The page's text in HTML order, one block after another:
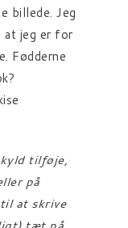
billede. Jeg
at jeg er for
Fødderne
tilføje,
på
at skrive